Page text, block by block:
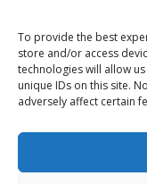
To provide the best
store and/or access
technologies will allow
unique IDs on this site.
adversely affect certain
©Nésiris.